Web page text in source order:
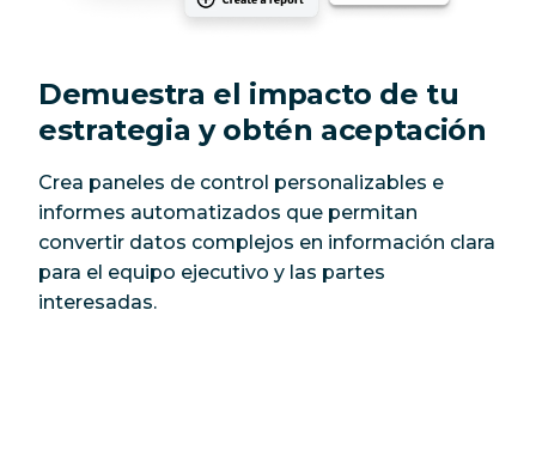
Demuestra el impacto de tu
estrategia y obtén aceptación
Crea paneles de control personalizables e
informes automatizados que permitan
convertir datos complejos en información clara
para el equipo ejecutivo y las partes
interesadas.